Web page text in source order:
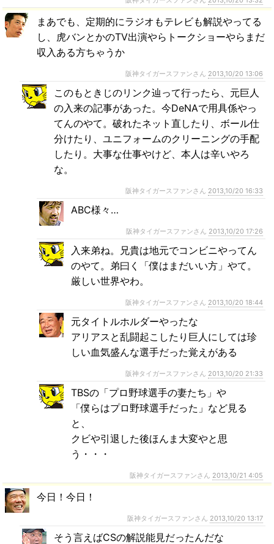
まあでも、定期的にラジオもテレビも解説やってる
し、虎バンとかのTV出演やらトークショーやらまだ
収入ある方ちゃうか
阪神タイガースファンさん 2013,10/20 13:06
このもときじのリンク辿って行ったら、元巨人
の入来の記事があった。今DeNAで用具係やっ
てんのやて。破れたネット直したり、ボール仕
分けたり、ユニフォームのクリーニングの手配
したり。大事な仕事やけど、本人は辛いやろ
な。
阪神タイガースファンさん 2013,10/20 16:33
ABC様々…
阪神タイガースファンさん 2013,10/20 17:26
入来弟ね。兄貴は地元でコンビニやってん
のやて。弟曰く「僕はまだいい方」やて。
厳しい世界やわ。
阪神タイガースファンさん 2013,10/20 18:44
元タイトルホルダーやったな
アリアスと乱闘起こしたり巨人にしては珍
しい血気盛んな選手だった覚えがある
阪神タイガースファンさん 2013,10/20 21:33
TBSの「プロ野球選手の妻たち」や
「僕らはプロ野球選手だった」など見る
と、
クビや引退した後ほんま大変やと思
う・・・
阪神タイガースファンさん 2013,10/21 4:05
今日！今日！
阪神タイガースファンさん 2013,10/20 13:17
そう言えばCSの解説能見だったんだな